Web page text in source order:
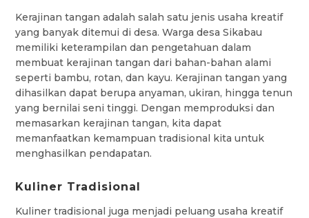
Kerajinan tangan adalah salah satu jenis usaha kreatif
yang banyak ditemui di desa. Warga desa Sikabau
memiliki keterampilan dan pengetahuan dalam
membuat kerajinan tangan dari bahan-bahan alami
seperti bambu, rotan, dan kayu. Kerajinan tangan yang
dihasilkan dapat berupa anyaman, ukiran, hingga tenun
yang bernilai seni tinggi. Dengan memproduksi dan
memasarkan kerajinan tangan, kita dapat
memanfaatkan kemampuan tradisional kita untuk
menghasilkan pendapatan.
Kuliner Tradisional
Kuliner tradisional juga menjadi peluang usaha kreatif